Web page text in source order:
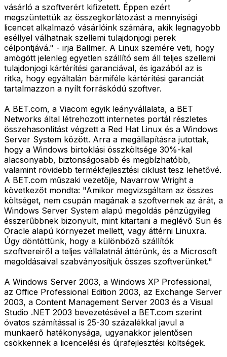
vásárló a szoftverért kifizetett. Éppen ezért
megszüntettük az összegkorlátozást a mennyiségi
licencet alkalmazó vásárlóink számára, akik legnagyobb
eséllyel válhatnak szellemi tulajdonjogi perek
célpontjává." - irja Ballmer. A Linux szemére veti, hogy
amögött jelenleg egyetlen szállító sem áll teljes szellemi
tulajdonjogi kártérítési garanciával, és igazából az is
ritka, hogy egyáltalán bármiféle kártérítési garanciát
tartalmazzon a nyílt forráskódú szoftver.
A BET.com, a Viacom egyik leányvállalata, a BET
Networks által létrehozott internetes portál részletes
összehasonlítást végzett a Red Hat Linux és a Windows
Server System között. Arra a megállapításra jutottak,
hogy a Windows birtoklási összköltsége 30%-kal
alacsonyabb, biztonságosabb és megbízhatóbb,
valamint rövidebb termékfejlesztési ciklust tesz lehetővé.
A BET.com műszaki vezetője, Navarrow Wright a
következőt mondta: "Amikor megvizsgáltam az összes
költséget, nem csupán magának a szoftvernek az árát, a
Windows Server System alapú megoldás pénzügyileg
ésszerűbbnek bizonyult, mint kitartani a meglévő Sun és
Oracle alapú környezet mellett, vagy áttérni Linuxra.
Úgy döntöttünk, hogy a különböző szállítók
szoftvereiről a teljes vállalatnál áttérünk, és a Microsoft
megoldásaival szabványosítjuk összes szoftverünket."
A Windows Server 2003, a Windows XP Professional,
az Office Professional Edition 2003, az Exchange Server
2003, a Content Management Server 2003 és a Visual
Studio .NET 2003 bevezetésével a BET.com szerint
óvatos számítással is 25-30 százalékkal javul a
munkaerő hatékonysága, ugyanakkor jelentősen
csökkennek a licencelési és újrafejlesztési költségek.